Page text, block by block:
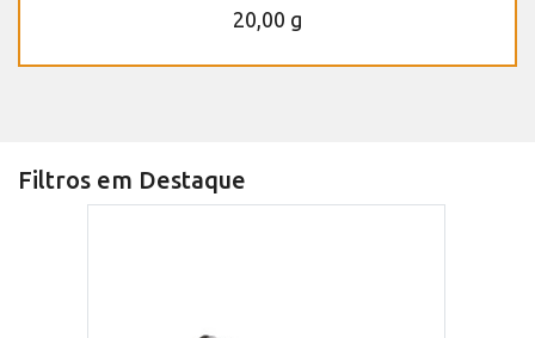
20,00 g
Filtros em Destaque